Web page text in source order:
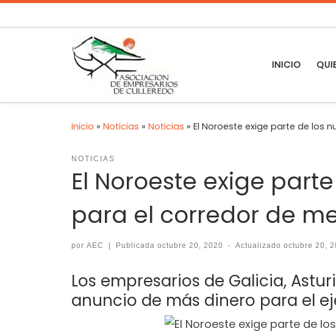
INICIO
Inicio » Noticias » Noticias » El Noroeste exige parte de los
NOTICIAS
El Noroeste exige
para el corredor de
por AEC | Publicada octubre 20, 2020 - Actualizadooctubre 20,
Los empresarios de Galicia,
anuncio de más dinero para el